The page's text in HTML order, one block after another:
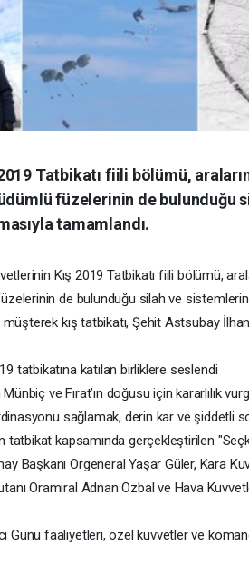
2019 Tatbikatı fiili bölümü,
füzelerinin de bulunduğu
tamamlandı.
Kış 2019 Tatbikatı fiili bölümü,
de bulunduğu silah ve
kış tatbikatı, Şehit Astsubay
tatbikatına katılan birliklere seslendi
ve Fırat’ın doğusu için kararlılık
sağlamak, derin kar ve şiddetli
tatbikat kapsamında gerçekleştirilen
Başkanı Orgeneral Yaşar Güler, Kara
Oramiral Adnan Özbal ve Hava
Günü faaliyetleri, özel kuvvetler ve